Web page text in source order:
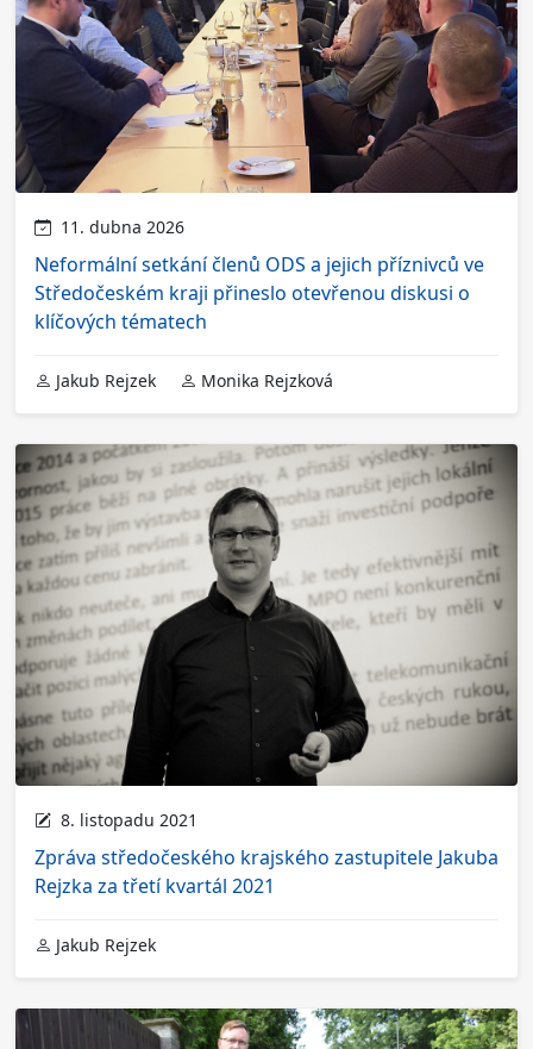
11. dubna 2026
Neformální setkání členů ODS a jejich příznivců ve
Středočeském kraji přineslo otevřenou diskusi o
klíčových tématech
Jakub Rejzek Monika Rejzková
8. listopadu 2021
Zpráva středočeského krajského zastupitele Jakuba
Rejzka za třetí kvartál 2021
Jakub Rejzek